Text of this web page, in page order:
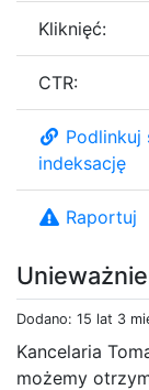
Dodano: 15 lat 3
Kancelaria
możemy
Kliknięć:
CTR:
Podlinkuj
indeksację
Raportuj